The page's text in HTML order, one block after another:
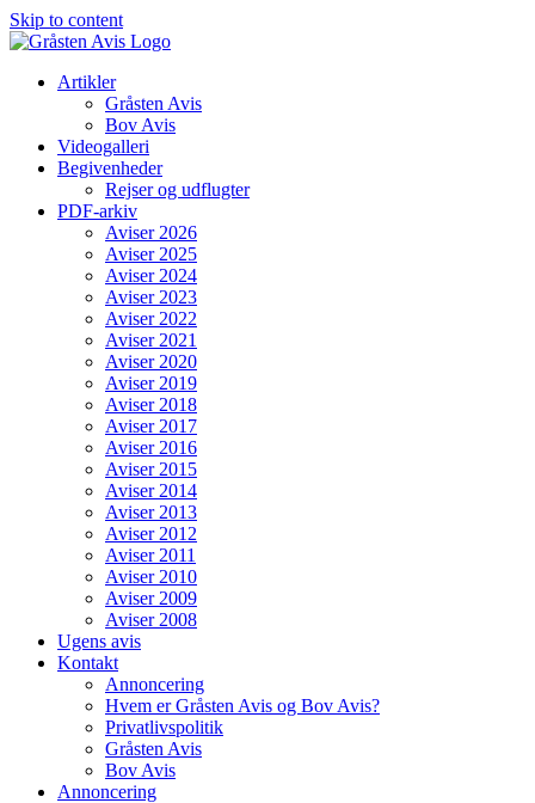
Skip to content
Artikler
Gråsten Avis
Bov Avis
Videogalleri
Begivenheder
Rejser og udflugter
PDF-arkiv
Aviser 2026
Aviser 2025
Aviser 2024
Aviser 2023
Aviser 2022
Aviser 2021
Aviser 2020
Aviser 2019
Aviser 2018
Aviser 2017
Aviser 2016
Aviser 2015
Aviser 2014
Aviser 2013
Aviser 2012
Aviser 2011
Aviser 2010
Aviser 2009
Aviser 2008
Ugens avis
Kontakt
Annoncering
Hvem er Gråsten Avis og Bov Avis?
Privatlivspolitik
Gråsten Avis
Bov Avis
Annoncering